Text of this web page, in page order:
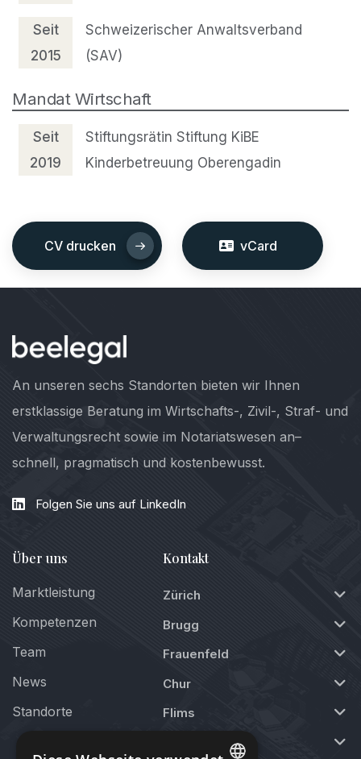
Seit
2015
Schweizerischer Anwaltsverband
(SAV)
Mandat Wirtschaft
Seit
2019
Stiftungsrätin Stiftung KiBE
Kinderbetreuung Oberengadin
CV drucken vCard
An unseren sechs Standorten bieten wir Ihnen
erstklassige Beratung im Wirtschafts-, Zivil-, Straf- und
Verwaltungsrecht sowie im Notariatswesen an–
schnell, pragmatisch und kostenbewusst.
Folgen Sie uns auf LinkedIn
Über uns
Marktleistung
Kompetenzen
Team
News
Standorte
Kontakt
Zürich
Brugg
Frauenfeld
Chur
Flims